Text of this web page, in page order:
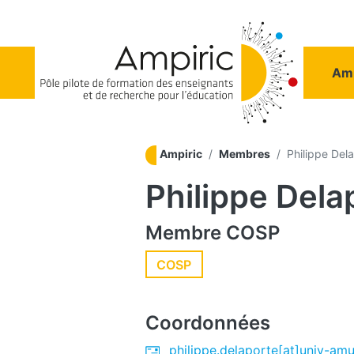
Ampiric Membres Philippe
Philippe
Membre COSP
COSP
Coordonnées
philippe.delaporte[at]univ-